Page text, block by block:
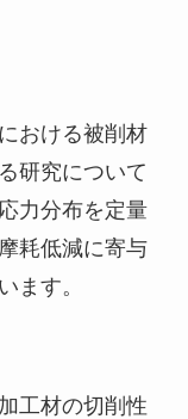
おける被削材
研究について
力分布を定量
耗低減に寄与
ます。
工材の切削性